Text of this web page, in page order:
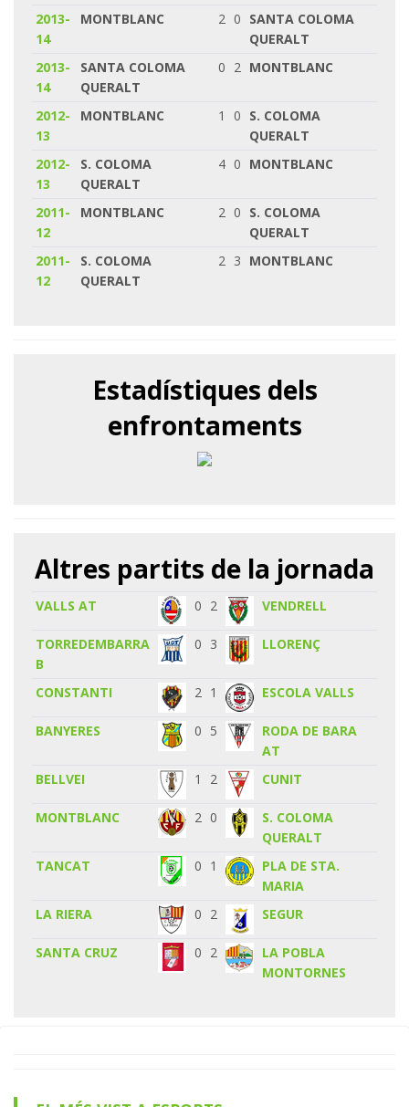
2013-
14
MONTBLANC 2 0 SANTA COLOMA
QUERALT
2013-
14
SANTA COLOMA
QUERALT
0 2 MONTBLANC
2012-
13
MONTBLANC 1 0 S. COLOMA
QUERALT
2012-
13
S. COLOMA
QUERALT
4 0 MONTBLANC
2011-
12
MONTBLANC 2 0 S. COLOMA
QUERALT
2011-
12
S. COLOMA
QUERALT
2 3 MONTBLANC
Estadístiques dels
enfrontaments
Altres partits de la jornada
VALLS AT 0 2 VENDRELL
TORREDEMBARRA
B
0 3 LLORENÇ
CONSTANTI 2 1 ESCOLA VALLS
BANYERES 0 5
RODA DE BARA
AT
BELLVEI
1 2 CUNIT
MONTBLANC 2 0
S. COLOMA
QUERALT
TANCAT
0 1
PLA DE STA.
MARIA
LA RIERA
0 2 SEGUR
SANTA CRUZ 0 2
LA POBLA
MONTORNES